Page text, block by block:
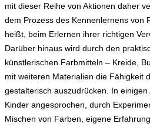
mit dieser Reihe von Aktionen daher
dem Prozess des Kennenlernens von
heißt, beim Erlernen ihrer richtigen
Darüber hinaus wird durch den
künstlerischen Farbmitteln – Kreide,
mit weiteren Materialien die Fähigkeit
gestalterisch auszudrücken. In
Kinder angesprochen, durch
Mischen von Farben, eigene